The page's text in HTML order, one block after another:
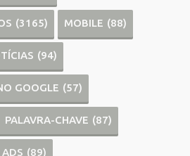
(3165) MOBILE (88)
(94)
GOOGLE (57)
PALAVRA-CHAVE (87)
(89)